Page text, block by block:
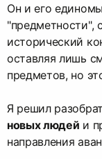
Он и его
"предметности",
исторический
оставляя лишь
предметов, но
Я решил
новых людей и
направления